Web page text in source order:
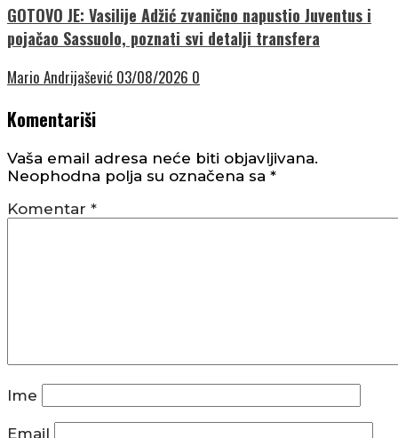
GOTOVO JE: Vasilije Adžić zvanično napustio Juventus i
pojačao Sassuolo, poznati svi detalji transfera
Mario Andrijašević 03/08/2026 0
Komentariši
Vaša email adresa neće biti objavljivana.
Neophodna polja su označena sa *
Komentar *
Ime
Email